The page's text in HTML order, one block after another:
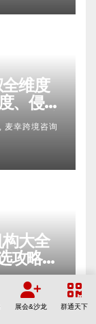
维度
、侵权
服务商
麦幸跨境咨询
大全
攻略、
解
麦幸跨境咨询
展会&沙龙 群通天下